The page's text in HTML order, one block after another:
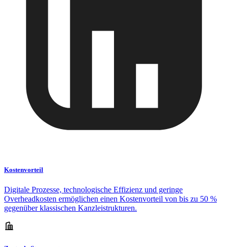
Kostenvorteil
Digitale Prozesse, technologische Effizienz und geringe
Overheadkosten ermöglichen einen Kostenvorteil von bis zu 50 %
gegenüber klassischen Kanzleistrukturen.